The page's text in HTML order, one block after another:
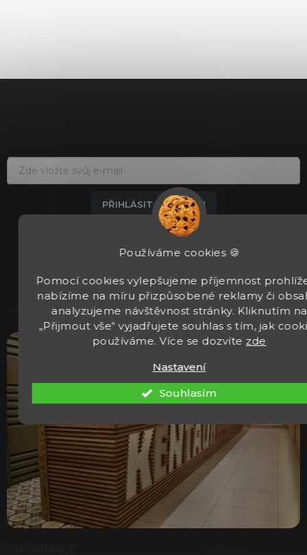
Používáme cookies 🍪
Pomocí cookies vylepšujeme příjemnost
nabízíme na míru přizpůsobené reklamy či
analyzujeme návštěvnost stránky. Kliknutím na
„Přijmout vše“ vyjadřujete souhlas s tím, jak
používáme. Více se dozvíte zde
Nastavení
Souhlasím
PŘIHLÁSIT K ODBĚRU
Přihlášením k odběru newsleteru souhlasíte se
zpracováním osobních údajů.
PRODEJNA